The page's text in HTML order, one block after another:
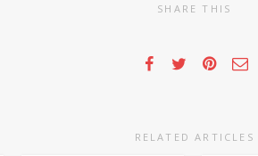
SHARE THIS
RELATED ARTICLES